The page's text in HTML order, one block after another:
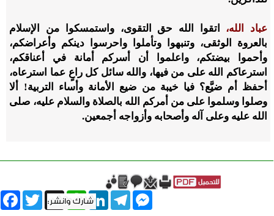
عباد الله، اتقوا الله حق التقوى، واستمسكوا من الإسلام
بالعروة الوثقى، وتنبهوا وتأملوا واحرسوا دينكم وأعراضكم،
وأحموا بيضتكم، واعلموا أن أسركم أمانة في أعناقكم،
استرعاكم الله على من فيها، والله سائل كل راعٍ عما استرعاه،
أحفظ أم ضيَّع؟ فيا خيبة من ضيع الأمانة وأساء التربية! ألا
وصلوا وسلموا على من أمركم الله بالصلاة والسلام عليه، صلى
الله عليه وعلى آله وأصحابه وأزواجه أجمعين.
Twitter X
WhatsAppLinkedInTelegram
Messenger